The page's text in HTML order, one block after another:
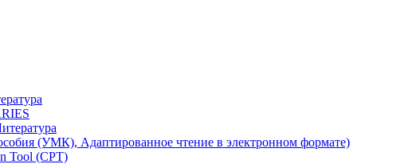
(УМК), Адаптированное чтение в электронном формате)
Tool (CPT)